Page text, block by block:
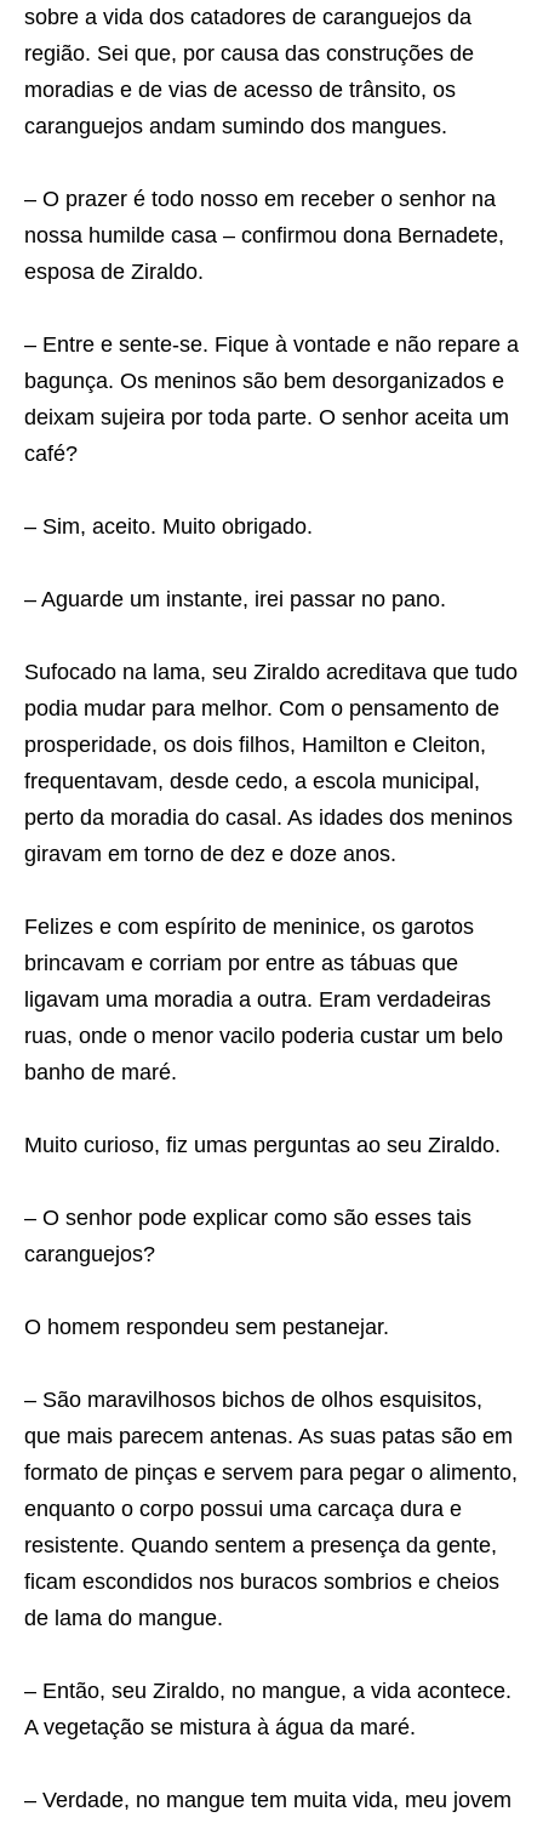
sobre a vida dos catadores de caranguejos da
região. Sei que, por causa das construções de
moradias e de vias de acesso de trânsito, os
caranguejos andam sumindo dos mangues.
– O prazer é todo nosso em receber o senhor na
nossa humilde casa – confirmou dona Bernadete,
esposa de Ziraldo.
– Entre e sente-se. Fique à vontade e não repare a
bagunça. Os meninos são bem desorganizados e
deixam sujeira por toda parte. O senhor aceita um
café?
– Sim, aceito. Muito obrigado.
– Aguarde um instante, irei passar no pano.
Sufocado na lama, seu Ziraldo acreditava que tudo
podia mudar para melhor. Com o pensamento de
prosperidade, os dois filhos, Hamilton e Cleiton,
frequentavam, desde cedo, a escola municipal,
perto da moradia do casal. As idades dos meninos
giravam em torno de dez e doze anos.
Felizes e com espírito de meninice, os garotos
brincavam e corriam por entre as tábuas que
ligavam uma moradia a outra. Eram verdadeiras
ruas, onde o menor vacilo poderia custar um belo
banho de maré.
Muito curioso, fiz umas perguntas ao seu Ziraldo.
– O senhor pode explicar como são esses tais
caranguejos?
O homem respondeu sem pestanejar.
– São maravilhosos bichos de olhos esquisitos,
que mais parecem antenas. As suas patas são em
formato de pinças e servem para pegar o alimento,
enquanto o corpo possui uma carcaça dura e
resistente. Quando sentem a presença da gente,
ficam escondidos nos buracos sombrios e cheios
de lama do mangue.
– Então, seu Ziraldo, no mangue, a vida acontece.
A vegetação se mistura à água da maré.
– Verdade, no mangue tem muita vida, meu jovem